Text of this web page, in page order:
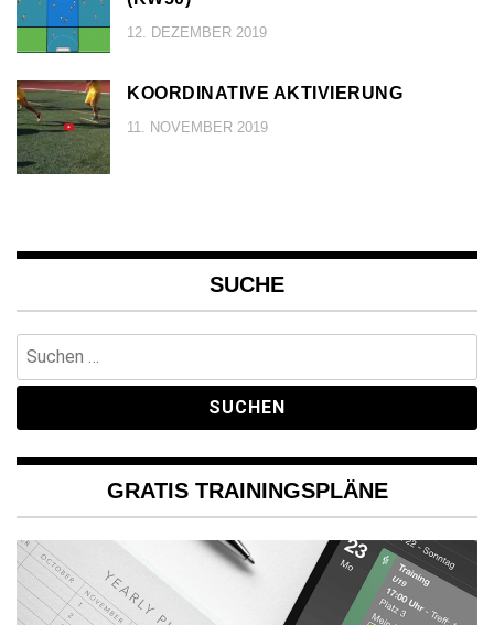
12. DEZEMBER 2019
KOORDINATIVE AKTIVIERUNG
11. NOVEMBER 2019
SUCHE
nach:
GRATIS TRAININGSPLÄNE